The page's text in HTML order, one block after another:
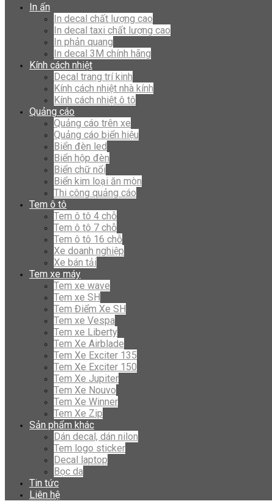
In ấn
In decal chất lượng cao
In decal taxi chất lượng cao
In phản quang
In decal 3M chính hãng
Kính cách nhiệt
Decal trang trí kinh
Kính cách nhiệt nhà kính
Kính cách nhiệt ô tô
Quảng cáo
Quảng cáo trên xe
Quảng cáo biển hiệu
Biển đèn led
Biển hộp đèn
Biển chữ nổi
Biển kim loại ăn mòn
Thi công quảng cáo
Tem ô tô
Tem ô tô 4 chỗ
Tem ô tô 7 chỗ
Tem ô tô 16 chỗ
Xe doanh nghiệp
Xe bán tải
Tem xe máy
Tem xe wave
Tem xe SH
Tem Điểm Xe SH
Tem xe Vespa
Tem xe Liberty
Tem Xe Airblade
Tem Xe Exciter 135
Tem Xe Exciter 150
Tem Xe Jupiter
Tem Xe Nouvo
Tem Xe Winner
Tem Xe Zip
Sản phẩm khác
Dán decal, dán nilon
Tem logo sticker
Decal laptop
Bọc da
Tin tức
Liên hệ